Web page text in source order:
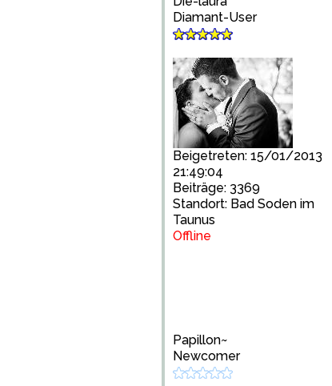
Diamant-User
Beigetreten: 15/01/2013
21:49:04
Beiträge: 3369
Standort: Bad Soden im
Taunus
Offline
Papillon~
Newcomer